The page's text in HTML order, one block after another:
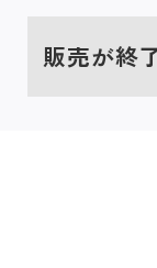
販売が終